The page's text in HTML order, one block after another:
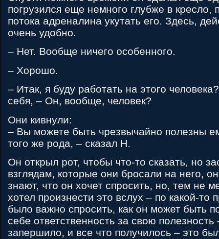
погрузился еще немного глубже в кресло,
потока адреналина укутать его. Здесь,
очень удобно.
– Нет. Вообще ничего особенного.
– Хорошо.
– Итак, я буду работать на этого
себя, – Он, вообще, человек?
Они кивнули:
– Вы можете быть чрезвычайно полезны
того же рода, – сказал H.
Он открыл рот, чтобы что-то сказать, но
взглядам, которые они бросали на него,
знают, что он хочет спросить, но, тем не
хотел произнести это вслух – по какой-то
было важно спросить, как он может быть
себе ответственность за свою полезность
запершило, и все что получилось – это